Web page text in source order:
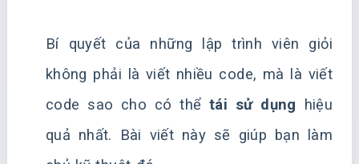
Bí quyết của những lập trình viên giỏi
không phải là viết nhiều code, mà là viết
code sao cho có thểtái sử dụng hiệu
quả nhất. Bài viết này sẽ giúp bạn làm